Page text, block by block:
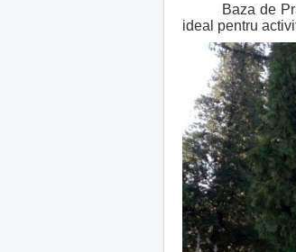
Baza de
ideal pentru